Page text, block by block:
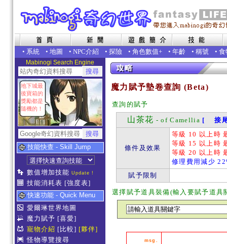
• 系統 • 地圖 • NPC介紹 • 探險 • 角色數值+ • 年齡 • 稱號 • 食
Mabinogi Search Engine
地下城最
後寶箱的
獎勵都是
隨機的！
技能快查 - Skill Jump
數值增加技能 Update !
技能消耗表 [強度表]
快速功能 - Quick Menu
愛爾琳世界地圖
魔力賦予 [喜愛]
寵物介紹 [比較] [夥伴]
怪物導覽搜尋
魔力賦予墊卷查詢 (Beta)
查詢的賦予
山茶花 - of Camellia [ 接
條件及效果
等級 10 以上時
等級 15 以上時
等級 20 以上時
修理費用減少
賦予限制
選擇賦予道具裝備(輸入要賦予道
msg.